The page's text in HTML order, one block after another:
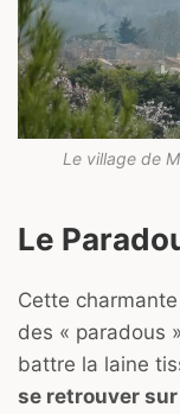
Le village de
Le
Cette
des « paradous
battre la laine
se retrouver